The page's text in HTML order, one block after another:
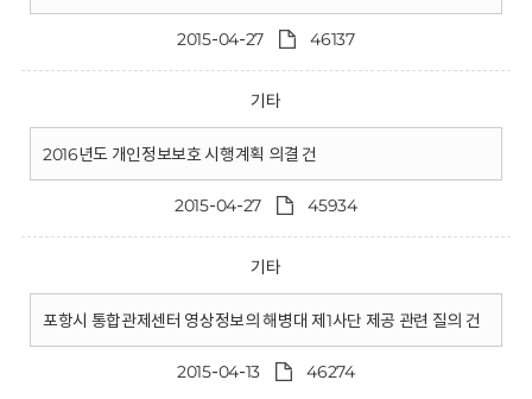
2015-04-27 46137
기타
2016년도 개인정보보호 시행계획 의결 건
2015-04-27 45934
기타
포항시 통합관제센터 영상정보의 해병대 제1사단 제공 관련 질의 건
2015-04-13 46274